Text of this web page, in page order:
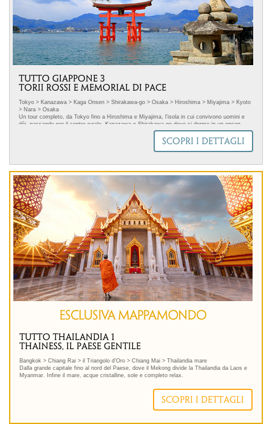
TUTTO GIAPPONE 3
TORII ROSSI E MEMORIAL DI PACE
Tokyo > Kanazawa > Kaga Onsen > Shirakawa-go > Osaka > Hiroshima > Miyajima > Kyoto
> Nara > Osaka
Un tour completo, da Tokyo fino a Hiroshima e Miyajima, l'isola in cui convivono uomini e
dèi, passando per il centro rurale, Kanazawa e Shirakawa-go dove si dorme in un onsen.
Questo tour è in linea con l'Agenda 2030 delle Nazioni Unite per lo sviluppo sostenibile.
Abbiamo ridotto al massimo l'impatto ambientale del trasporto su gomma, dove possibile si
SCOPRI I DETTAGLI
TUTTO THAILANDIA 1
THAINESS, IL PAESE GENTILE
Bangkok > Chiang Rai > il Triangolo d'Oro > Chiang Mai > Thailandia mare
Dalla grande capitale fino al nord del Paese, dove il Mekong divide la Thailandia da Laos e
Myanmar. Infine il mare, acque cristalline, sole e completo relax.
Un programma esclusivo riservato ai soli clienti Mappamondo: tour collettivo con >guida in
italiano comprensivo di trasferimenti e pensione completa.
.immagine-sinistra { float: left; /* Allinea l'immagine a sinistra */ margin-right: 18px; /*
SCOPRI I DETTAGLI